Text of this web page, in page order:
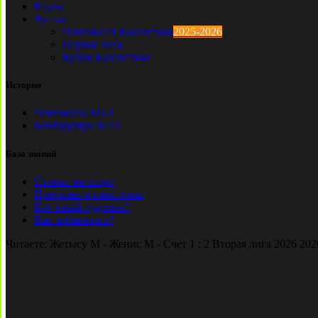
Клубы
Футзал
Чемпионат Казахстана2025-2026
Первая лига
Кубок Казахстана
История
Чемпионы КПЛ
Бомбардиры КПЛ
База знаний
Ставки на спорт
Причины и симптомы
Кто такой лудоман?
Как избавиться?
Читаете: Жетысу М - Женис М - Счет 1 : 2 Вторая лига 2026